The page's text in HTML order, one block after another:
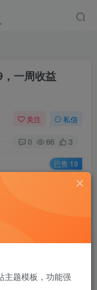
一周收益
关注 私信
0 66 3
买，可保存购买订单
已售 19
主题模板，功能强